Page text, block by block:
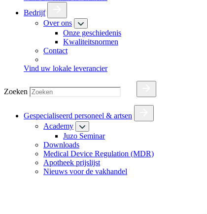
Bedrijf
Over ons
Onze geschiedenis
Kwaliteitsnormen
Contact
Vind uw lokale leverancier
Zoeken
Gespecialiseerd personeel & artsen
Academy
Juzo Seminar
Downloads
Medical Device Regulation (MDR)
Apotheek prijslijst
Nieuws voor de vakhandel